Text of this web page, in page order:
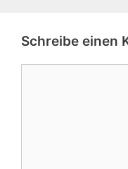
Schreibe einen